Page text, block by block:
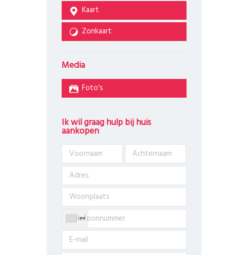
Kaart
Zonkaart
Media
Foto's
Ik wil graag hulp bij huis
aankopen